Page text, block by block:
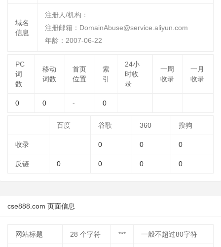
域名
信息
注册人/机构：
注册邮箱：DomainAbuse@service.aliyun.com
年龄：2007-06-22
PC
词
数
移动
词数
首页
位置
索
引
24小
时收
录
一周
收录
一月
收录
0 0 - 0
百度 谷歌 360 搜狗
收录 0 0 0
反链 0 0 0 0
cse888.com 页面信息
网站标题 28 个字符 *** 一般不超过80字符